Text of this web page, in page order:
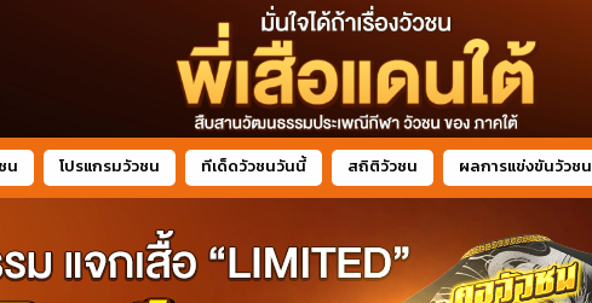
น โปรแกรมวัวชน ทีเด็ดวัวชนวันนี้ สถิติวัวชน ผลการแข่งขันวัวชน